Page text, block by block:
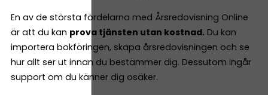
En av de största fördelarna med Årsredovisning Online
är att du kan prova tjänsten utan kostnad. Du kan
importera bokföringen, skapa årsredovisningen och se
hur allt ser ut innan du bestämmer dig. Dessutom ingår
support om du känner dig osäker.